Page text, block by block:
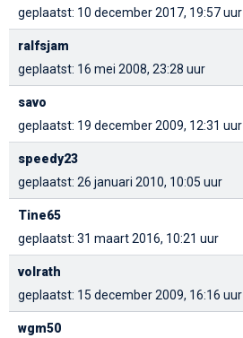
geplaatst: 10 december 2017, 19:57 uur
ralfsjam
geplaatst: 16 mei 2008, 23:28 uur
savo
geplaatst: 19 december 2009, 12:31 uur
speedy23
geplaatst: 26 januari 2010, 10:05 uur
Tine65
geplaatst: 31 maart 2016, 10:21 uur
volrath
geplaatst: 15 december 2009, 16:16 uur
wgm50